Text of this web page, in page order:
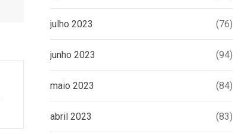
julho 2023 (76)
junho 2023 (94)
maio 2023 (84)
abril 2023 (83)